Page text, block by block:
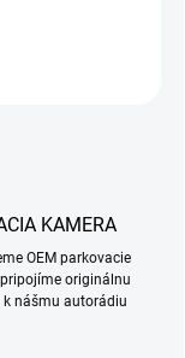
KAMERA
OEM parkovacie
pripojíme originálnu
k nášmu autorádiu